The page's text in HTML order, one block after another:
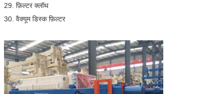
29. फ़िल्टर क्लॉथ
30. वैक्यूम डिस्क फ़िल्टर